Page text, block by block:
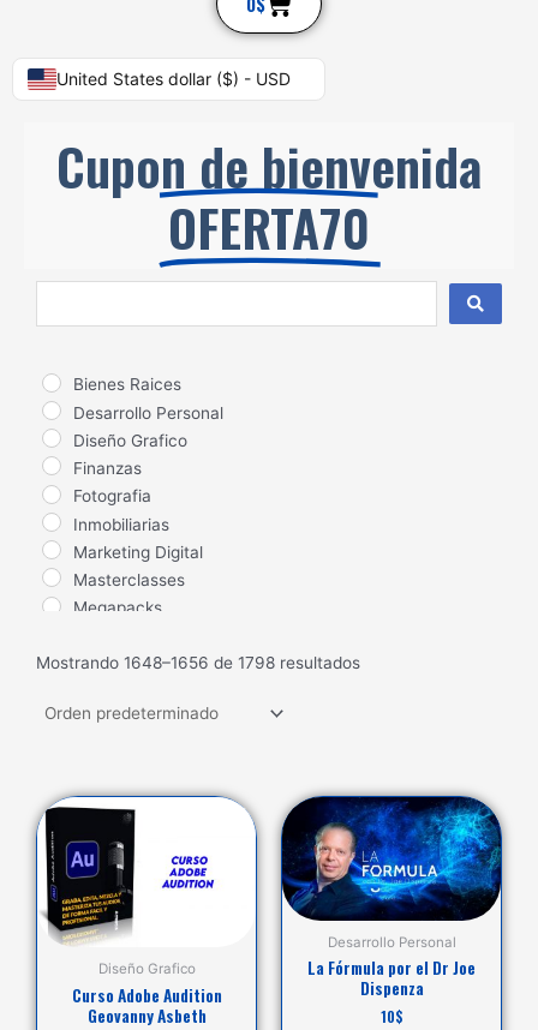
United States dollar ($) - USD
Cupon de bienvenida
OFERTA70
Bienes Raices
Desarrollo Personal
Diseño Grafico
Finanzas
Fotografia
Inmobiliarias
Marketing Digital
Masterclasses
Megapacks
Seduccion
Ventas
Mostrando 1648–1656 de 1798 resultados
Diseño Grafico
Curso Adobe Audition
Geovanny Asbeth
Desarrollo Personal
La Fórmula por el Dr Joe
Dispenza
10$